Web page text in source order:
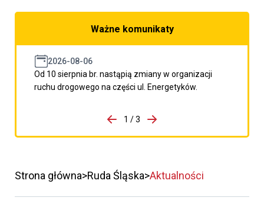
Ważne komunikaty
2026-08-06
Od 10 sierpnia br. nastąpią zmiany w organizacji
ruchu drogowego na części ul. Energetyków.
porzpedniego komunikatu
1 / 3
Przejdź do następnego
Strona główna Ruda Śląska Aktualności